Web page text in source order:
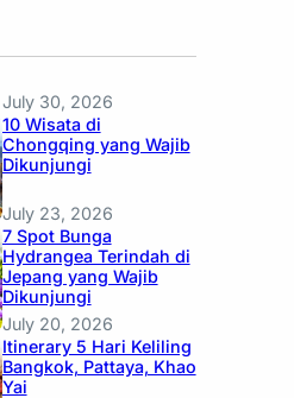
July 30, 2026
10 Wisata di
Chongqing yang Wajib
Dikunjungi
July 23, 2026
7 Spot Bunga
Hydrangea Terindah di
Jepang yang Wajib
Dikunjungi
July 20, 2026
Itinerary 5 Hari Keliling
Bangkok, Pattaya, Khao
Yai